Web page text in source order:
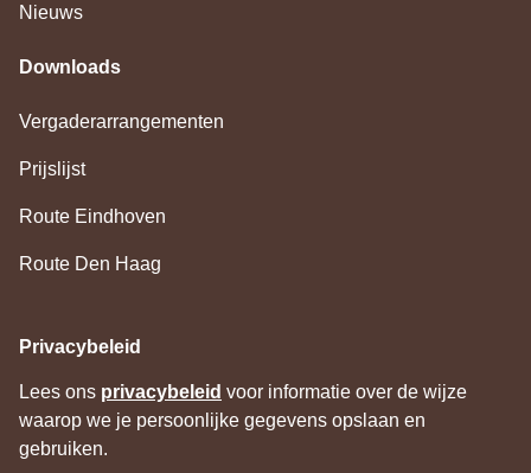
Nieuws
Downloads
Vergaderarrangementen
Prijslijst(opent
nieuw
Route Eindhoven
Route Den Haag
Privacybeleid
Lees ons privacybeleid voor informatie over de wijze
waarop we je persoonlijke gegevens opslaan en
gebruiken.